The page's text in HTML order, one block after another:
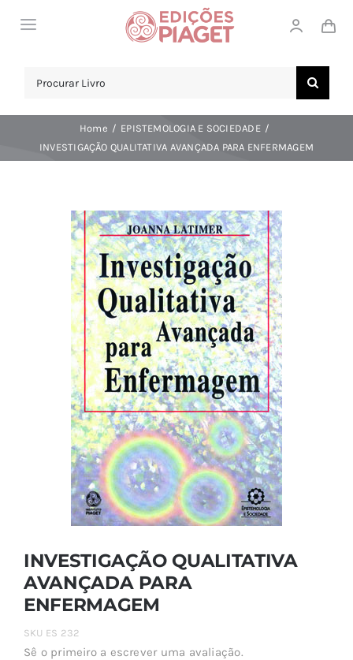
Toggle
NOTICIAS
COMPRAR!
Search
Home
EPISTEMOLOGIA E SOCIEDADE
INVESTIGAÇÃO QUALITATIVA AVANÇADA PARA ENFERMAGEM
INVESTIGAÇÃO QUALITATIVA
AVANÇADA PARA
ENFERMAGEM
SKU ES 232
Sê o primeiro a escrever uma avaliação.